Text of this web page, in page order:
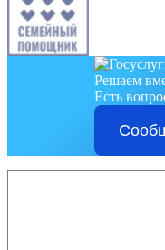
Решаем
Есть